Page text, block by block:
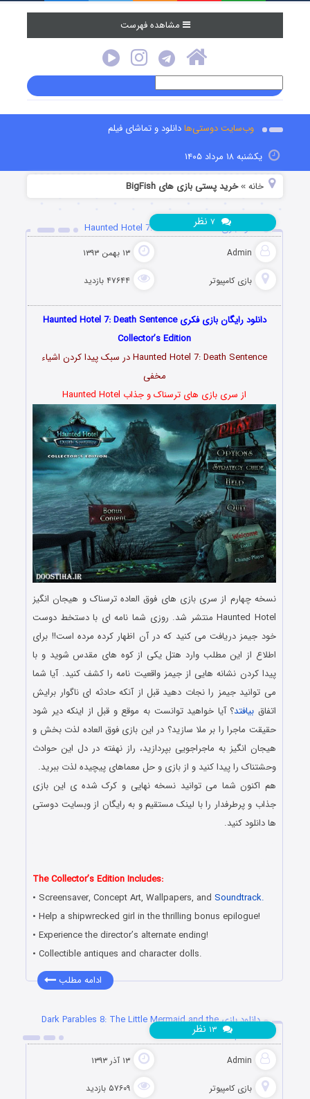
مشاهده فهرست
وب‌سایت دوستی‌هادانلود و تماشای فیلم
یکشنبه ۱۸ مرداد ۱۴۰۵
خانه »خرید پستی بازی های BigFish
دانلود بازی Haunted Hotel 7: Death Sentence
Admin ۱۳ بهمن ۱۳۹۳
بازی کامپیوتر ۴۷۶۴۴ بازدید
نظر
دانلود رایگان بازی فکری Haunted Hotel 7: Death Sentence
Collector’s Edition
Haunted Hotel 7: Death Sentence در سبک پیدا کردن اشیاء
مخفی
از سری بازی های ترسناک و جذاب Haunted Hotel
نسخه چهارم از سری بازی های فوق العاده ترسناک و هیجان انگیز
Haunted Hotel منتشر شد. روزی شما نامه ای با دستخط دوست
خود جیمز دریافت می کنید که در آن اظهار کرده مرده است!! برای
اطلاع از این مطلب وارد هتل یکی از کوه های مقدس شوید و با
پیدا کردن نشانه هایی از جیمز واقعیت نامه را کشف کنید. آیا شما
می توانید جیمز را نجات دهید قبل از آنکه حادثه ای ناگوار برایش
اتفاق بیافتد؟ آیا خواهید توانست به موقع و قبل از اینکه دیر شود
حقیقت ماجرا را بر ملا سازید؟ در این بازی فوق العاده لذت بخش و
هیجان انگیز به ماجراجویی بپردازید، راز نهفته در دل این حوادث
وحشتناک را پیدا کنید و از بازی و حل معماهای پیچیده لذت ببرید.
هم اکنون شما می توانید نسخه نهایی و کرک شده ی این بازی
جذاب و پرطرفدار را با لینک مستقیم و به رایگان از وبسایت دوستی
ها دانلود کنید.
The Collector’s Edition Includes:
• Screensaver, Concept Art, Wallpapers, andSoundtrack.
• Help a shipwrecked girl in the thrilling bonus epilogue!
• Experience the director’s alternate ending!
• Collectible antiques and character dolls.
ادامه مطلب
دانلود بازی Dark Parables 8: The Little Mermaid and the
Purple Tide
Admin ۱۳ آذر ۱۳۹۳
بازی کامپیوتر ۵۷۶۰۹ بازدید
نظر